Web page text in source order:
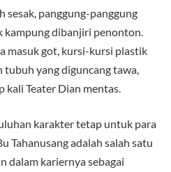
sesak, panggung-panggung
dibanjiri penonton.
masuk got, kursi-kursi plastik
yang diguncang tawa,
kali Teater Dian mentas.
karakter tetap untuk para
Tahanusang adalah salah satu
dalam kariernya sebagai